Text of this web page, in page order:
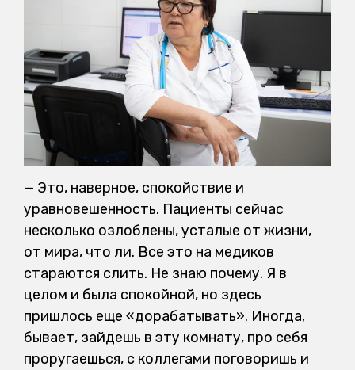
— Это, наверное, спокойствие и
уравновешенность. Пациенты сейчас
несколько озлоблены, усталые от жизни,
от мира, что ли. Все это на медиков
стараются слить. Не знаю почему. Я в
целом и была спокойной, но здесь
пришлось еще «дорабатывать». Иногда,
бывает, зайдешь в эту комнату, про себя
проругаешься, с коллегами поговоришь и